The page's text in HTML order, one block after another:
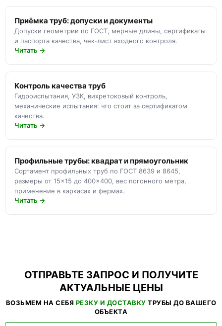
Приёмка труб: допуски и документы
Допуски геометрии по ГОСТ, мерные длины, сертификаты
и паспорта качества, чек-лист входного контроля.
Читать →
Контроль качества труб
Гидроиспытания, УЗК, вихретоковый контроль,
механические испытания: что стоит за сертификатом
качества.
Читать →
Профильные трубы: квадрат и прямоугольник
Сортамент профильных труб по ГОСТ 8639 и 8645,
размеры от 15×15 до 400×400, вес погонного метра,
применение в каркасах и фермах.
Читать →
ОТПРАВЬТЕ ЗАПРОС И ПОЛУЧИТЕ
АКТУАЛЬНЫЕ ЦЕНЫ
ВОЗЬМЕМ НА СЕБЯ РЕЗКУ И ДОСТАВКУ ТРУБЫ ДО ВАШЕГО
ОБЪЕКТА